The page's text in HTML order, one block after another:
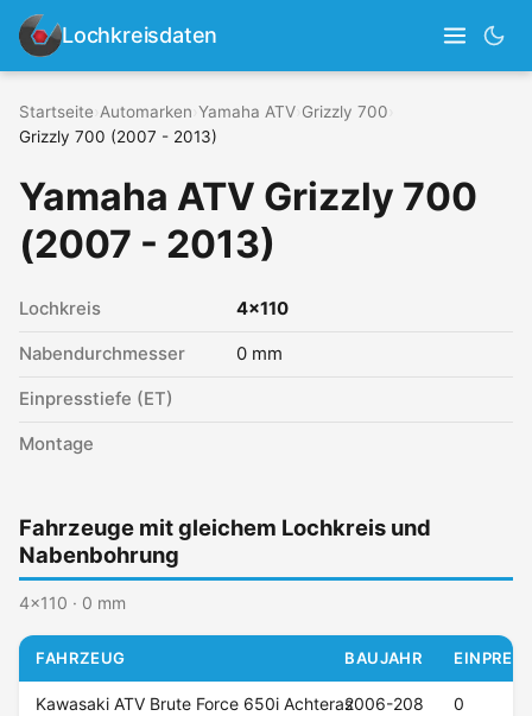
Lochkreisdaten
Startseite Automarken Yamaha ATV Grizzly 700
Grizzly 700 (2007 - 2013)
Yamaha ATV Grizzly 700
(2007 - 2013)
Lochkreis 4x110
Nabendurchmesser 0 mm
Einpresstiefe (ET)
Montage
Fahrzeuge mit gleichem Lochkreis und
Nabenbohrung
4x110 · 0 mm
FAHRZEUG BAUJAHR
Kawasaki ATV Brute Force 650i Achteras2006-208 0